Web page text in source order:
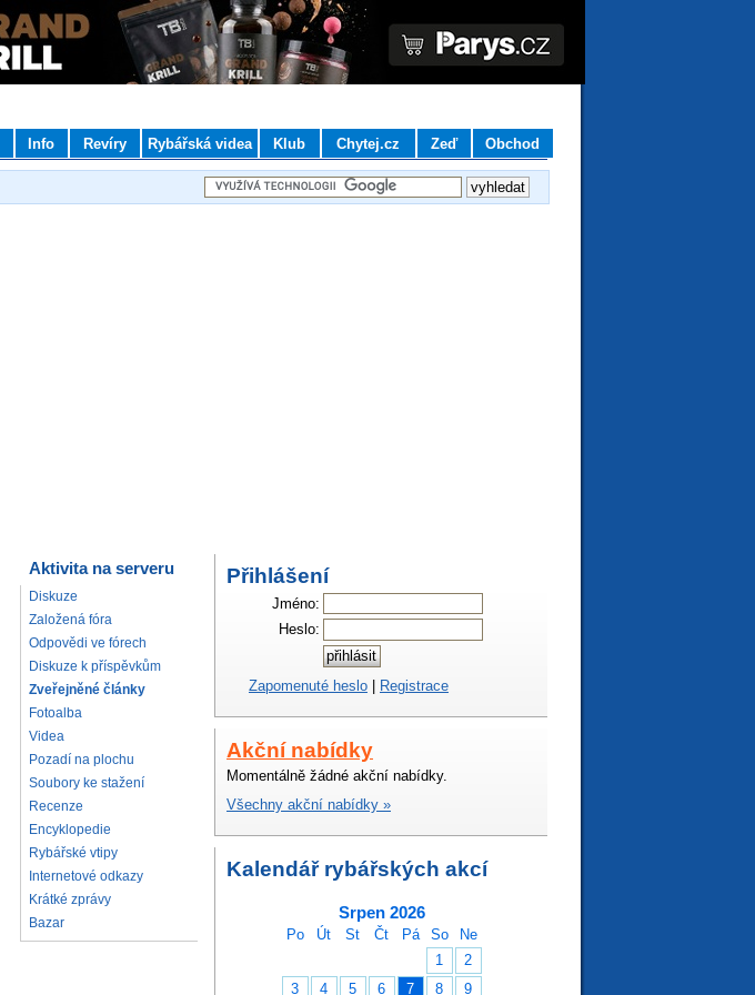
Info Revíry Rybářská videa Klub Chytej.cz Zeď Obchod
Aktivita na serveru
Diskuze
Založená fóra
Odpovědi ve fórech
Diskuze k příspěvkům
Zveřejněné články
Fotoalba
Videa
Pozadí na plochu
Soubory ke stažení
Recenze
Encyklopedie
Rybářské vtipy
Internetové odkazy
Krátké zprávy
Bazar
Přihlášení
Jméno:
Heslo:
Zapomenuté heslo | Registrace
Akční nabídky
Momentálně žádné akční nabídky.
Všechny akční nabídky »
Kalendář rybářských akcí
Srpen 2026
Po Út St Čt Pá So
Ne
1
2
3
4 5 6 7 8 9